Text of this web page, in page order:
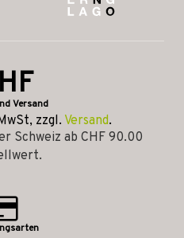
Versand
zzgl. Versand.
Schweiz ab CHF 90.00